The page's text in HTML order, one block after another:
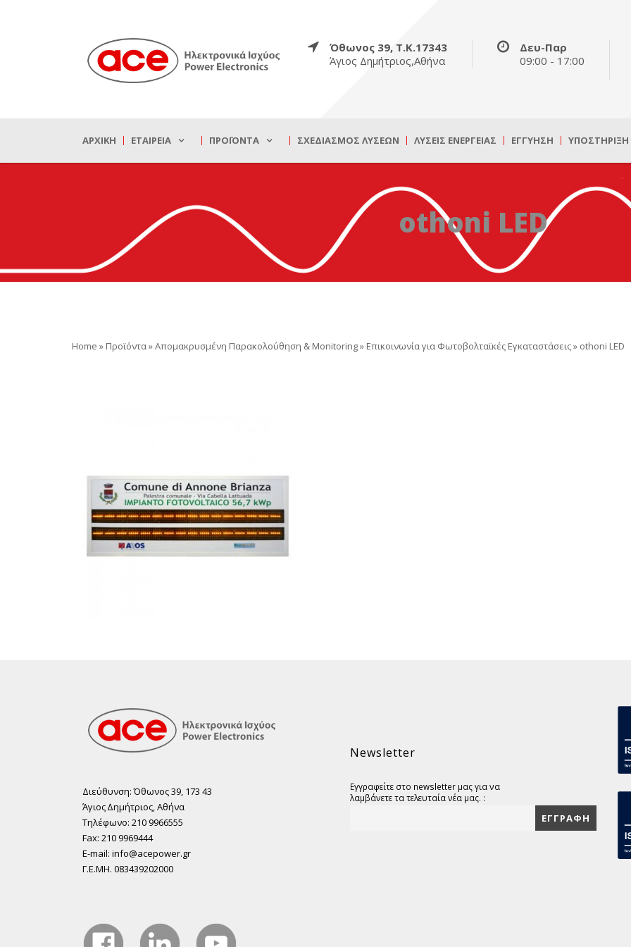
Όθωνος 39, Τ.Κ.17343
Άγιος Δημήτριος,Αθήνα
Δευ-Παρ
09:00 - 17:00
ΑΡΧΙΚΉ ΕΤΑΙΡΕΊΑ ΠΡΟΪΌΝΤΑ ΣΧΕΔΙΑΣΜΌΣ ΛΎΣΕΩΝ ΛΎΣΕΙΣ ΕΝΈΡΓΕΙΑΣ ΕΓΓΎΗΣΗ ΥΠΟΣΤΉΡΙΞΗ
othoni LED
Home » Προϊόντα»Απομακρυσμένη Παρακολούθηση & Monitoring» Επικοινωνία για Φωτοβολταϊκές Εγκαταστάσεις» othoni LED
Διεύθυνση: Όθωνος 39, 173 43
Άγιος ∆ηµήτριος, Αθήνα
Τηλέφωνο: 210 9966555
Fax: 210 9969444
E-mail: info@acepower.gr
Γ.Ε.ΜΗ. 083439202000
Newsletter
Εγγραφείτε στο newsletter μας για να
λαμβάνετε τα τελευταία νέα μας. :